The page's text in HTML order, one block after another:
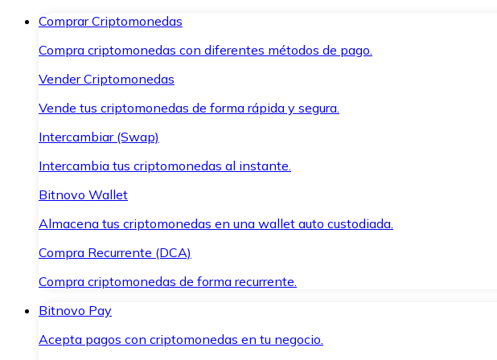
Comprar Criptomonedas
Compra criptomonedas con diferentes métodos de pago.
Vender Criptomonedas
Vende tus criptomonedas de forma rápida y segura.
Intercambiar (Swap)
Intercambia tus criptomonedas al instante.
Bitnovo Wallet
Almacena tus criptomonedas en una wallet auto custodiada.
Compra Recurrente (DCA)
Compra criptomonedas de forma recurrente.
Bitnovo Pay
Acepta pagos con criptomonedas en tu negocio.